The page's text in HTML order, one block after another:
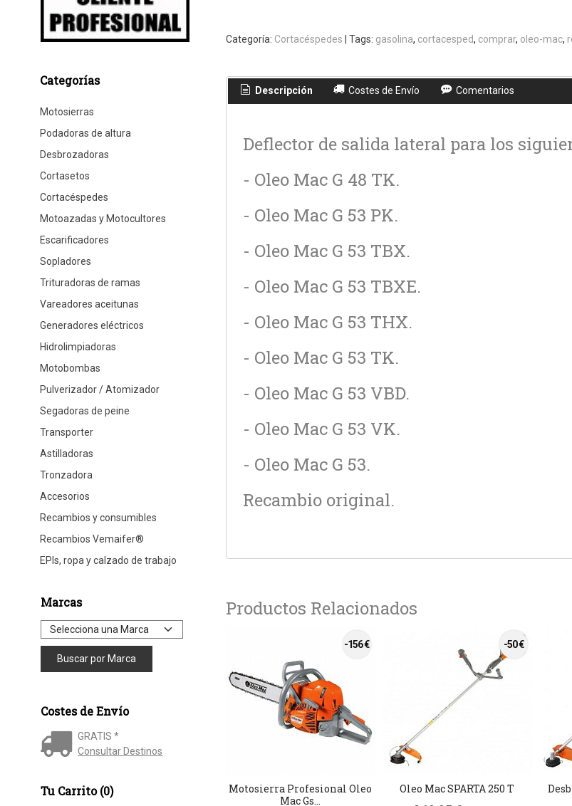
Categorías
Motosierras
Podadoras de altura
Desbrozadoras
Cortasetos
Cortacéspedes
Motoazadas y Motocultores
Escarificadores
Sopladores
Trituradoras de ramas
Vareadores aceitunas
Generadores eléctricos
Hidrolimpiadoras
Motobombas
Pulverizador / Atomizador
Segadoras de peine
Transporter
Astilladoras
Tronzadora
Accesorios
Recambios y consumibles
Recambios Vemaifer®
EPIs, ropa y calzado de trabajo
Marcas
Costes de Envío
GRATIS *
Consultar Destinos
Tu Carrito (0)
Categoría: Cortacéspedes | Tags: gasolina cortacesped comprar oleo-mac
Descripción Costes de Envío Comentarios
Deflector de salida lateral para los
- Oleo Mac G 48 TK.
- Oleo Mac G 53 PK.
- Oleo Mac G 53 TBX.
- Oleo Mac G 53 TBXE.
- Oleo Mac G 53 THX.
- Oleo Mac G 53 TK.
- Oleo Mac G 53 VBD.
- Oleo Mac G 53 VK.
- Oleo Mac G 53.
Recambio original.
Productos Relacionados
-156 €
Motosierra Profesional Oleo
Mac Gs...
-50 €
Oleo Mac SPARTA 250 T